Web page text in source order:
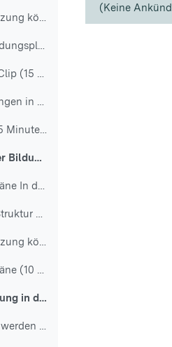
Impulsfragen Als Ergänzung können Sie Ihr Wisse...
Warum gibt es neue Bildungspläne? (15 Minuten)
Impulsfragen aus dem Clip (15 Minuten)
Bedeutende Veränderungen in der Bildungslandschaft
Vergleich alt vs. neu (45 Minuten)
Modul 2: Strukturen der Bildungspläne
Struktur der Bildungspläne In diesem Modul wird...
Video Modul 2 Video: Struktur der neuen Bil...
Impulsfragen Als Ergänzung können Sie Ihr Wisse...
Struktur der Bildungspläne (10 Minuten)
Modul 3: Teil A Einführung in die Bildungspläne
Teil A In diesem Modul werden die zentralen Linie...
(Keine